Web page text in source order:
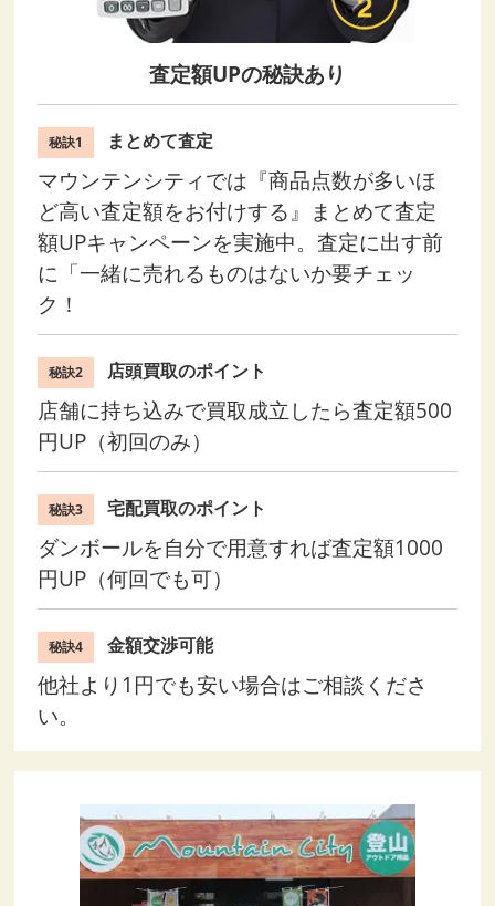
査定額UPの秘訣あり
秘訣1 まとめて査定
マウンテンシティでは『商品点数が多いほ
ど高い査定額をお付けする』まとめて査定
額UPキャンペーンを実施中。査定に出す前
に「一緒に売れるものはないか要チェッ
ク！
秘訣2 店頭買取のポイント
店舗に持ち込みで買取成立したら査定額500
円UP（初回のみ）
秘訣3 宅配買取のポイント
ダンボールを自分で用意すれば査定額1000
円UP（何回でも可）
秘訣4 金額交渉可能
他社より1円でも安い場合はご相談くださ
い。